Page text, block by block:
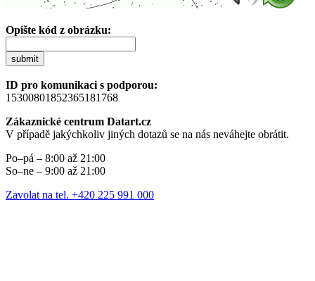
Opište kód z obrázku:
submit
ID pro komunikaci s podporou:
15300801852365181768
Zákaznické centrum Datart.cz
V případě jakýchkoliv jiných dotazů se na nás neváhejte obrátit.
Po–pá – 8:00 až 21:00
So–ne – 9:00 až 21:00
Zavolat na tel. +420 225 991 000